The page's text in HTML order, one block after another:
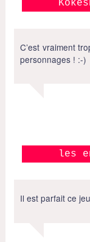
C’est vraiment
personnages ! :-)
les
Il est parfait ce